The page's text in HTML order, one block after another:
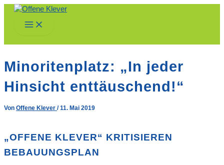
Zum
springen
Main
Menu
Minoritenplatz: „In jeder
Hinsicht enttäuschend!“
Von Offene Klever /11. Mai 2019
„OFFENE KLEVER“ KRITISIEREN
BEBAUUNGSPLAN